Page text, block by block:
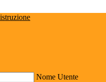
Nome Utente